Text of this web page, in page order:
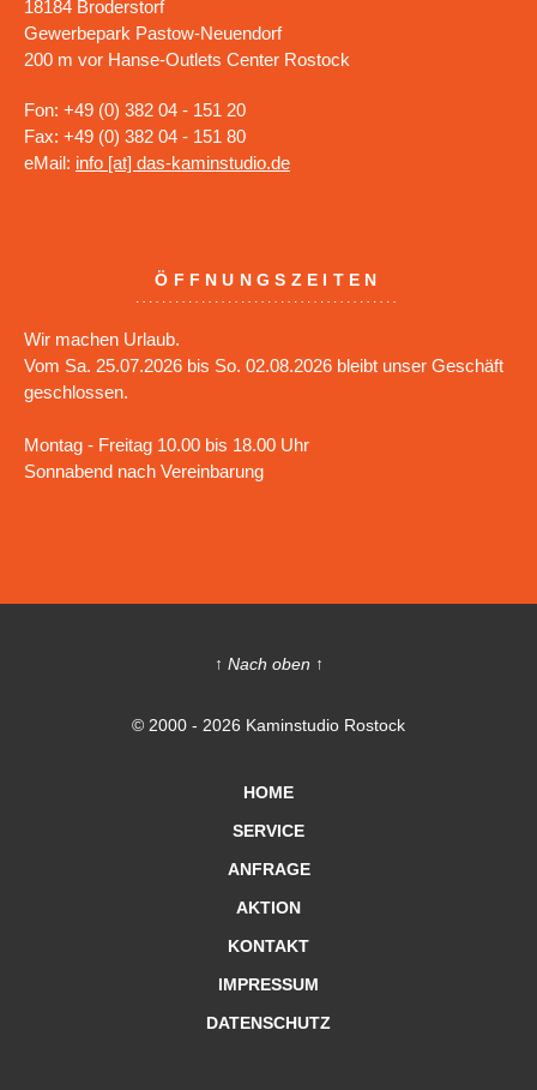
18184 Broderstorf
Gewerbepark Pastow-Neuendorf
200 m vor Hanse-Outlets Center Rostock
Fon: +49 (0) 382 04 - 151 20
Fax: +49 (0) 382 04 - 151 80
eMail: info [at] das-kaminstudio.de
ÖFFNUNGSZEITEN
Wir machen Urlaub.
Vom Sa. 25.07.2026 bis So. 02.08.2026 bleibt unser Geschäft
geschlossen.
Montag - Freitag 10.00 bis 18.00 Uhr
Sonnabend nach Vereinbarung
↑ Nach oben ↑
© 2000 - 2026 Kaminstudio Rostock
HOME
SERVICE
ANFRAGE
AKTION
KONTAKT
IMPRESSUM
DATENSCHUTZ